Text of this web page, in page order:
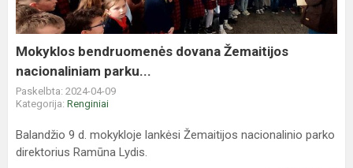
parku...
Mokyklos bendruomenės dovana Žemaitijos
nacionaliniam parku...
Paskelbta: 2024-04-09
Kategorija: Renginiai
Balandžio 9 d. mokykloje lankėsi Žemaitijos nacionalinio parko
direktorius Ramūna Lydis.